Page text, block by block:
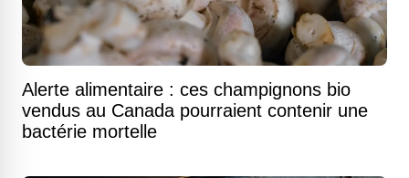
Alerte alimentaire : ces champignons bio
vendus au Canada pourraient contenir une
bactérie mortelle